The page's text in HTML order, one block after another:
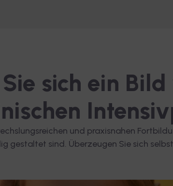
sich ein
und praxisnahen
gestaltet sind. Überzeugen Sie sich